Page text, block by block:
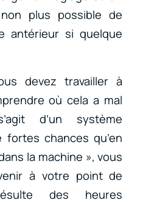
plus possible de
antérieur si quelque
devez travailler à
où cela a mal
d’un système
chances qu’en
la machine », vous
à votre point de
des heures